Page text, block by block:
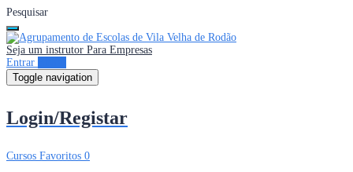
Pesquisar
Seja um instrutor Para Empresas
Entrar
Toggle navigation
Login/Registar
Cursos Favoritos 0